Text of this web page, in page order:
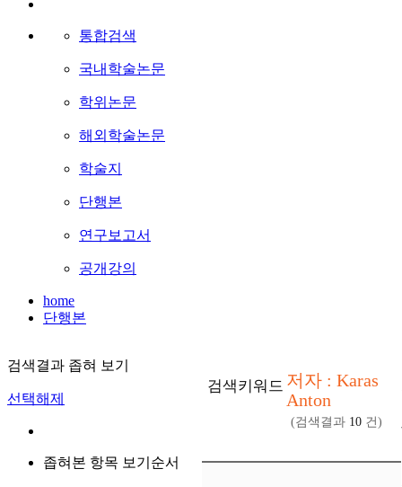
통합검색
국내학술논문
학위논문
해외학술논문
학술지
단행본
연구보고서
공개강의
home
단행본
검색결과 좁혀 보기
선택해제
좁혀본 항목 보기순서
검색키워드 저자 : Karas
Anton
(검색결과 10 건)